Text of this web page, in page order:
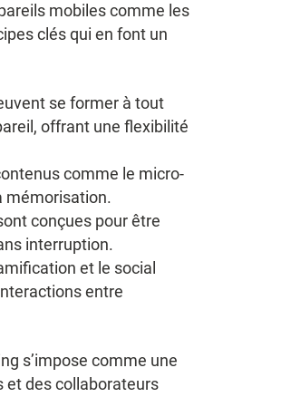
mobiles comme les
clés qui en font un
se former à tout
offrant une flexibilité
comme le micro-
mémorisation.
conçues pour être
interruption.
et le social
entre
s’impose comme une
et des collaborateurs